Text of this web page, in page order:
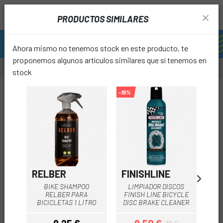
PRODUCTOS SIMILARES
Ahora mismo no tenemos stock en este producto, te
proponemos algunos artículos similares que sí tenemos en
stock
RELBER
BIKE SHAMPOO
RELBER PARA
BICICLETAS 1 LITRO
-15%
FINISHLINE
LIMPIADOR DISCOS
FINISH LINE BICYCLE
DISC BRAKE CLEANER